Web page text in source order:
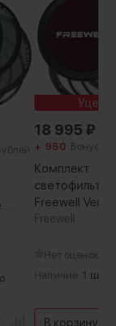
для
и
Уценка
18 995 ₽
+ 950
Комплект
Freewell
Magnetic
Freewell
Нет оценок
Наличие: 1 шт.
В корзину